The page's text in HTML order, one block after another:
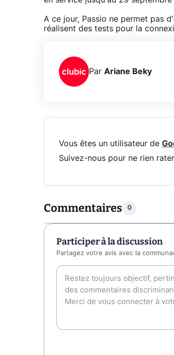
A ce jour, Passio ne permet pas
réalisent des tests pour la
Par Ariane Beky
Vous êtes un utilisateur de
Suivez-nous pour ne rien
Commentaires 0
Participer à la discussion
Partagez votre avis avec la